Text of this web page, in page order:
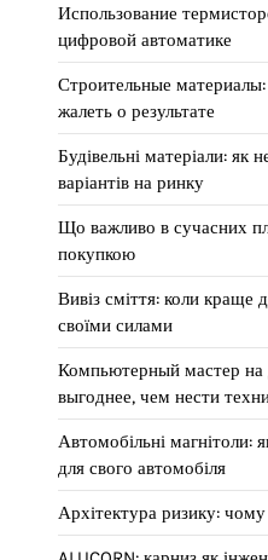
Использование
цифровой автоматике
Строительные
жалеть о результате
Будівельні матеріали: як
варіантів на ринку
Що важливо в сучасних
покупкою
Вивіз сміття: коли краще
своїми силами
Компьютерный мастер на
выгоднее, чем нести
Автомобільні магнітоли:
для свого автомобіля
Архітектура ризику: